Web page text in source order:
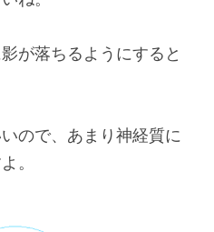
が落ちるようにすると
ので、あまり神経質に
。